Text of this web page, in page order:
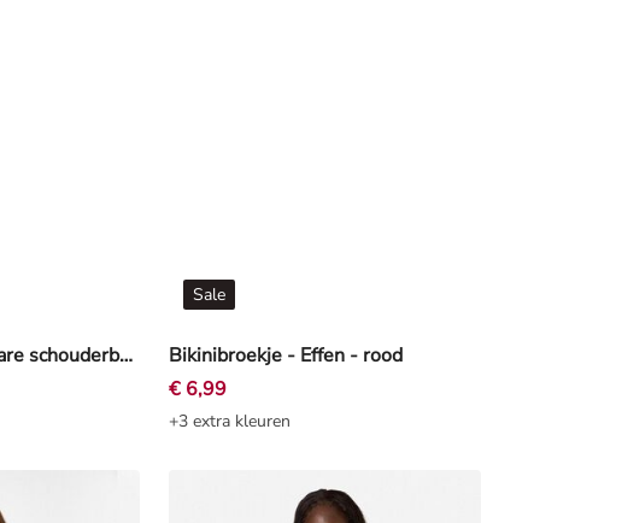
Bikinitop - Verstelbare schouderbandjes - rood Bikinibroekje - Effen - rood
Sale
€ 6,99
+3 extra kleuren